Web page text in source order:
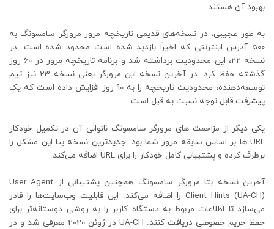
بهبود آن هستند.
به طور عجیبی، در نسخه‌های قدیمی تاریخچه مرور مرورگر سامسونگ به
500 آدرس اینترنتی که اخیراً بازدید شده است محدود شده است. در
نسخه 22، این محدودیت برداشته شد و برنامه تاریخچه مرور در 60 روز
گذشته حفظ کرد. در آخرین نسخه این مرورگر یعنی نسخه 23 نیز تیم
توسعه‌دهنده، محدودیت تاریخچه را به 90 روز افزایش داده است که یک
پیشرفت قابل توجه نسبت به قبل است.
یکی دیگر از مزاحمت های مرورگر سامسونگ ناتوانی آن در تکمیل خودکار
URL ها بر اساس سابقه مرور شما بود. جدیدترین نسخه بتا این مشکل را
برطرف کرده و پشتیبانی کامل خودکار را برای URL اضافه می‌کند.
آخرین نسخه بتا مرورگر سامسونگ همچنین پشتیبانی از User Agent
Client Hints (UA-CH) را اضافه می‌کند. این قابلیت وب‌سایت‌ها را قادر
می‌سازد تا اطلاعات مربوط به دستگاه کاربر را به روشی دوستانه‌تر برای
حفظ حریم خصوصی دریافت کنند. UA-CH در ژوئن 2020 معرفی شد و در